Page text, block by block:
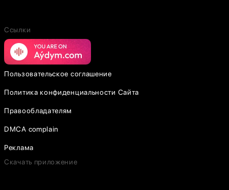
Ссылки
Пользовательское соглашение
Политика конфиденциальности Сайта
Правообладателям
DMCA complain
Реклама
Скачать приложение